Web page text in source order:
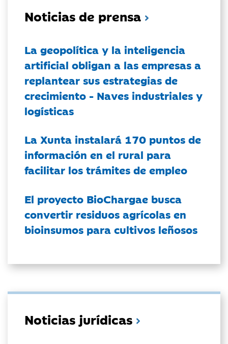
Noticias de prensa
La geopolítica y la inteligencia
artificial obligan a las empresas a
replantear sus estrategias de
crecimiento - Naves industriales y
logísticas
La Xunta instalará 170 puntos de
información en el rural para
facilitar los trámites de empleo
El proyecto BioChargae busca
convertir residuos agrícolas en
bioinsumos para cultivos leñosos
Noticias jurídicas